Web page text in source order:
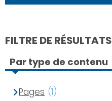
FILTRE DE RÉSULTATS
Par type de contenu
Pages (1)